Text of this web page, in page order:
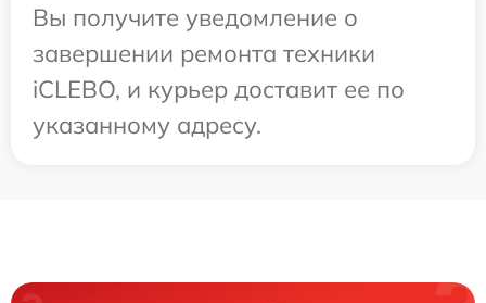
Вы получите уведомление о
завершении ремонта техники
iCLEBO, и курьер доставит ее по
указанному адресу.